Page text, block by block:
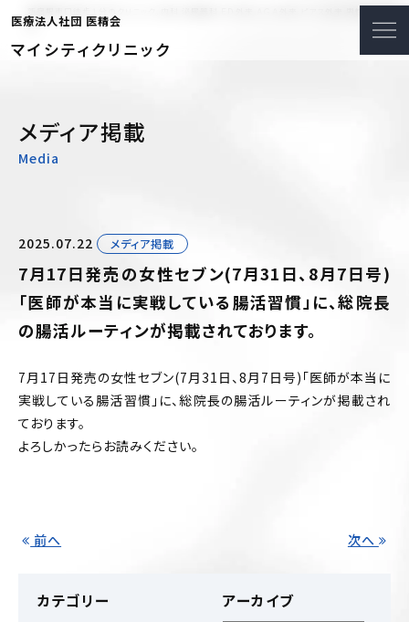
来
医療法人社団 医精会
マイシティクリニック
メディア掲載
Media
7月17日発売の女性セブン(7月31日、8月7日号)
「医師が本当に実戦している腸活習慣」に、総院長
の腸活ルーティンが掲載されております。
2025.07.22 メディア掲載
7月17日発売の女性セブン(7月31日、8月7日号)「医師が本当に
実戦している腸活習慣」に、総院長の腸活ルーティンが掲載され
ております。
よろしかったらお読みください。
前へ 次へ
カテゴリー アーカイブ
ホーム